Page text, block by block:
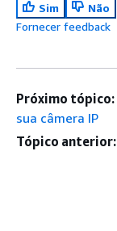
Sim
Não
Fornecer feedback
Próximo tópico:
sua câmera IP
Tópico anterior: